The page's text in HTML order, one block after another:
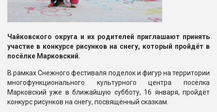
Чайковского округа и их родителей приглашают принять
участие в конкурсе рисунков на снегу, который пройдёт в
посёлке Марковский.
В рамках Снежного фестиваля поделок и фигур на территории
многофункционального культурного центра посёлка
Марковский уже в ближайшую субботу, 16 января, пройдёт
конкурс рисунков на снегу, посвящённый сказкам.